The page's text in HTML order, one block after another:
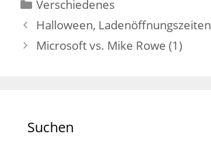
Verschiedenes
Halloween, Ladenöffnungszeiten
Microsoft vs. Mike Rowe (1)
Suchen